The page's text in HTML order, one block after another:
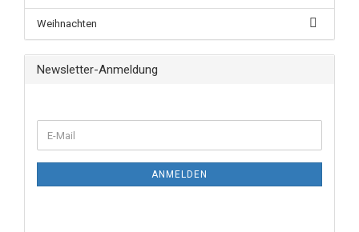
Weihnachten
Newsletter-Anmeldung
ANMELDEN